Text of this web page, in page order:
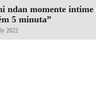
ndan momente
5 minuta”￼
2022